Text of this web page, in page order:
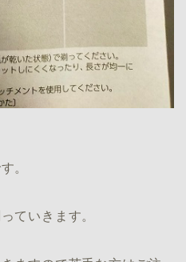
。
ていきます。